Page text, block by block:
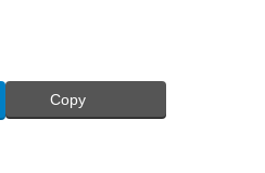
Copy